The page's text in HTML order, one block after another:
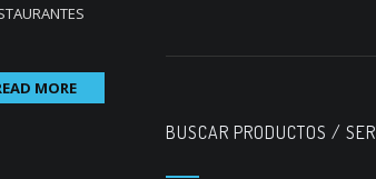
MORE
BUSCAR PRODUCTOS /